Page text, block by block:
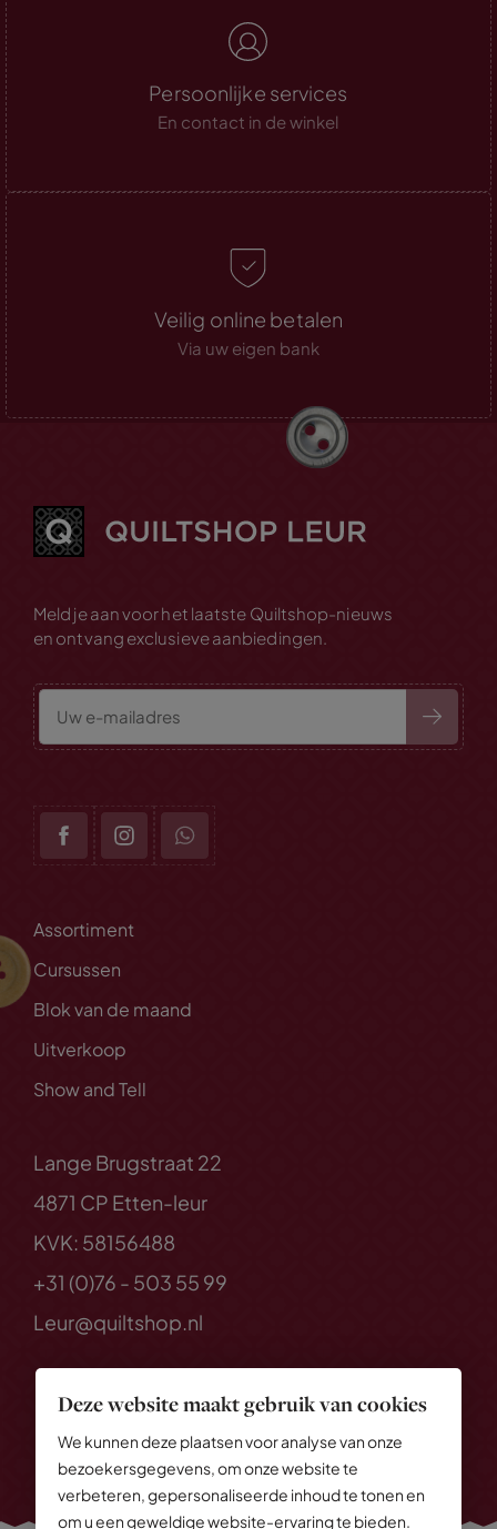
Deze website maakt gebruik van cookies
We kunnen deze plaatsen voor analyse van onze
bezoekersgegevens, om onze website te
verbeteren, gepersonaliseerde inhoud te tonen en
om u een geweldige website-ervaring te bieden.
Persoonlijke services
En contact in de winkel
Veilig online betalen
Via uw eigen bank
Meld je aan voor het laatste Quiltshop-nieuws
en ontvang exclusieve aanbiedingen.
Assortiment
Cursussen
Blok van de maand
Uitverkoop
Show and Tell
Lange Brugstraat 22
4871 CP Etten-leur
KVK: 58156488
+31 (0)76 - 503 55 99
Leur@quiltshop.nl